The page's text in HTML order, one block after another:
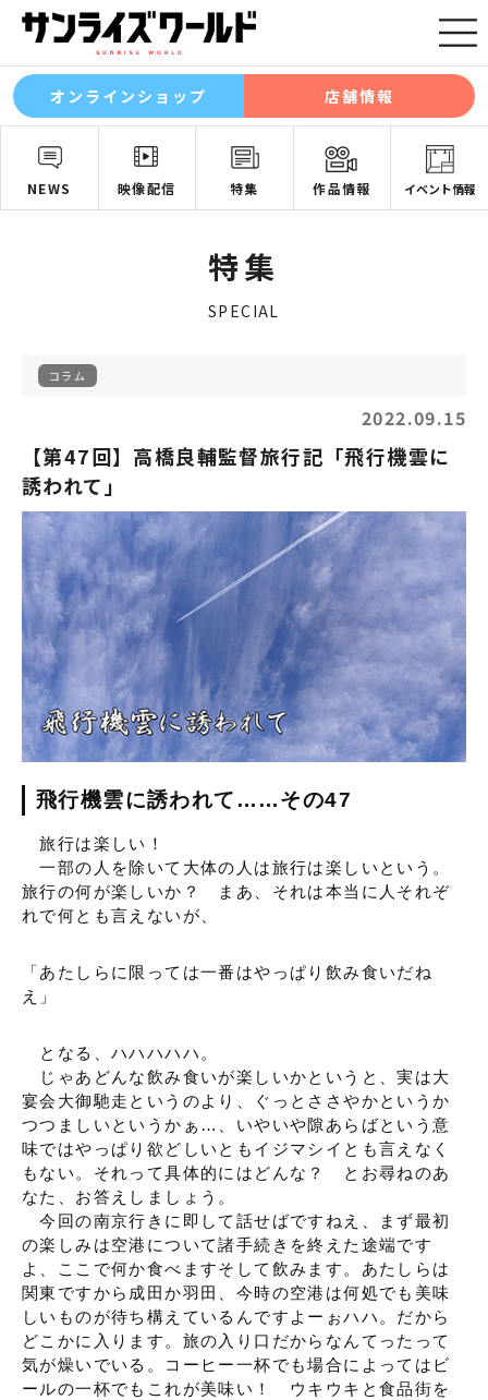
オンラインショップ 店舗情報
NEWS 映像配信 特集 作品情報 イベント情報
特集
SPECIAL
コラム
2022.09.15
【第47回】高橋良輔監督旅行記「飛行機雲に
誘われて」
飛行機雲に誘われて……その47
旅行は楽しい！
一部の人を除いて大体の人は旅行は楽しいという。
旅行の何が楽しいか？ まあ、それは本当に人それぞ
れで何とも言えないが、
「あたしらに限っては一番はやっぱり飲み食いだね
え」
となる、ハハハハハ。
じゃあどんな飲み食いが楽しいかというと、実は大
宴会大御馳走というのより、ぐっとささやかというか
つつましいというかぁ…、いやいや隙あらばという意
味ではやっぱり欲どしいともイジマシイとも言えなく
もない。それって具体的にはどんな？ とお尋ねのあ
なた、お答えしましょう。
今回の南京行きに即して話せばですねえ、まず最初
の楽しみは空港について諸手続きを終えた途端です
よ、ここで何か食べますそして飲みます。あたしらは
関東ですから成田か羽田、今時の空港は何処でも美味
しいものが待ち構えているんですよーぉハハ。だから
どこかに入ります。旅の入り口だからなんてったって
気が燥いでいる。コーヒー一杯でも場合によってはビ
ールの一杯でもこれが美味い！ ウキウキと食品街を